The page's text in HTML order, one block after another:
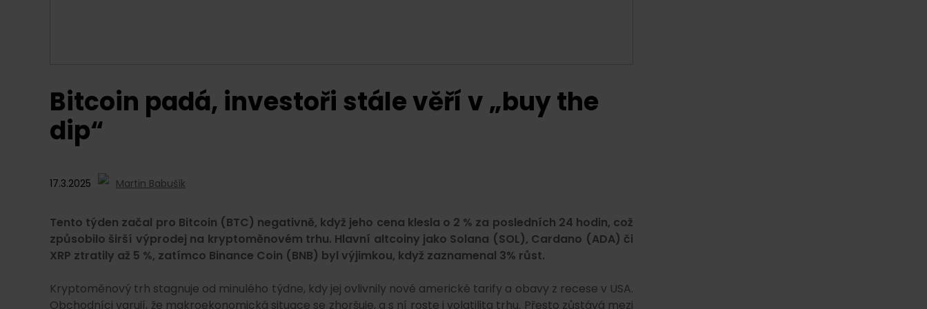
Bitcoin padá, investoři stále věří v „buy the
dip“
17.3.2025 Martin Babušík
Tento týden začal pro Bitcoin (BTC) negativně, když jeho cena klesla o 2 % za posledních 24 hodin, což
způsobilo širší výprodej na kryptoměnovém trhu. Hlavní altcoiny jako Solana (SOL), Cardano (ADA) či
XRP ztratily až 5 %, zatímco Binance Coin (BNB) byl výjimkou, když zaznamenal 3% růst.
Kryptoměnový trh stagnuje od minulého týdne, kdy jej ovlivnily nové americké tarify a obavy z recese v USA.
Obchodníci varují, že makroekonomická situace se zhoršuje, a s ní roste i volatilita trhu. Přesto zůstává mezi